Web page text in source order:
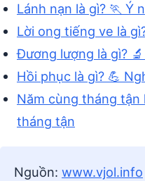
Lánh nạn là gì? 🏃 Ý
Lời ong tiếng ve là
Đương lượng là gì?
Hồi phục là gì? 💪
Năm cùng tháng tận
tháng tận
Nguồn: www.vjol.info